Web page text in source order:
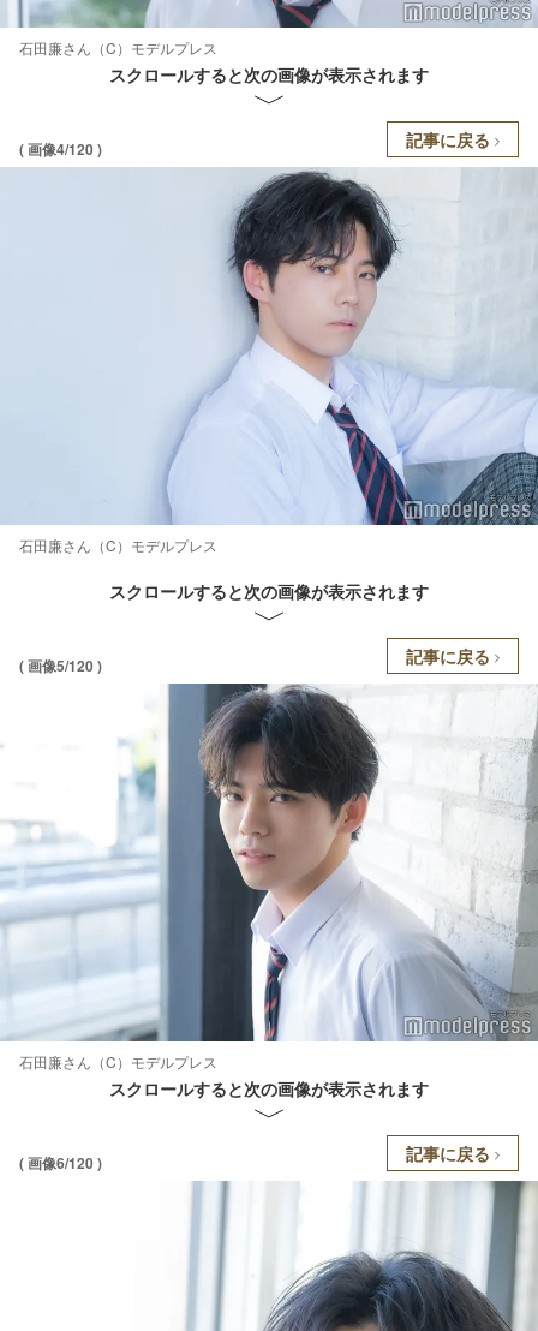
石田廉さん（C）モデルプレス
スクロールすると次の画像が表示されます
( 画像4/120 ) 記事に戻る
石田廉さん（C）モデルプレス
スクロールすると次の画像が表示されます
( 画像5/120 ) 記事に戻る
石田廉さん（C）モデルプレス
スクロールすると次の画像が表示されます
( 画像6/120 ) 記事に戻る